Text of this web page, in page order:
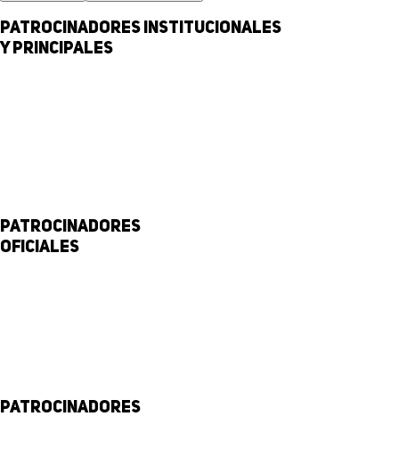
Patrocinadores institucionales
y principales
Patrocinadores
Oficiales
Patrocinadores